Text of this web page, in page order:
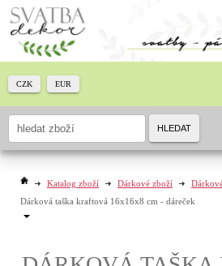
Katalog zboží Dárkové zboží
Dárková taška kraftová 16x16x8 cm - dáreček
CZK EUR
HLEDAT